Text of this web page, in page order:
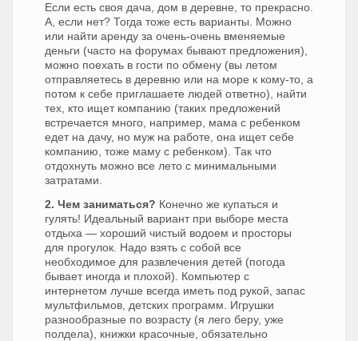
Если есть своя дача, дом в деревне, то прекрасно.
А, если нет? Тогда тоже есть варианты. Можно
или найти аренду за очень-очень вменяемые
деньги (часто на форумах бывают предложения),
можно поехать в гости по обмену (вы летом
отправляетесь в деревню или на море к кому-то, а
потом к себе приглашаете людей ответно), найти
тех, кто ищет компанию (таких предложений
встречается много, например, мама с ребенком
едет на дачу, но муж на работе, она ищет себе
компанию, тоже маму с ребенком). Так что
отдохнуть можно все лето с минимальными
затратами.
2. Чем заниматься? Конечно же купаться и
гулять! Идеальный вариант при выборе места
отдыха — хороший чистый водоем и просторы
для прогулок. Надо взять с собой все
необходимое для развлечения детей (погода
бывает иногда и плохой). Компьютер с
интернетом лучше всегда иметь под рукой, запас
мультфильмов, детских программ. Игрушки
разнообразные по возрасту (я лего беру, уже
полдела), книжки красочные, обязательно